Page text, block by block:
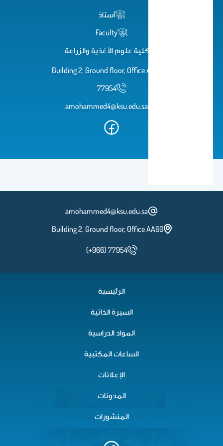
أستاذ
Faculty
كلية علوم الأغذية والزراعة
Building 2, Ground floor, Office AA60
77954
amohammed4@ksu.edu.sa
amohammed4@ksu.edu.sa
Building 2, Ground floor, Office AA60
(+966) 77954
الرئيسية
السيرة الذاتية
المواد الدراسية
الساعات المكتبية
الإعلانات
المدونات
المنشورات